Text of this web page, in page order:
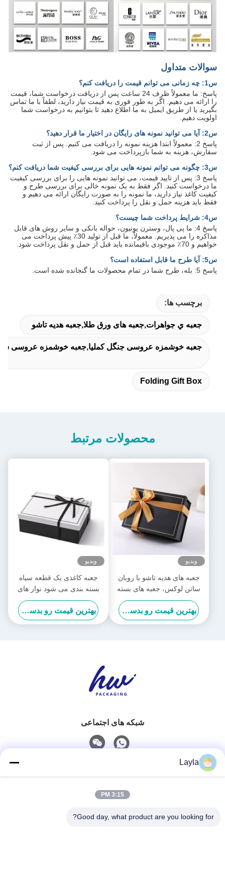
سوالات متداول
س1: چه زمانی می توانم قیمت را دریافت کنم؟
پاسخ: ما معمولاً ظرف 24 ساعت پس از دریافت درخواست شما، قیمت
را ارائه می دهیم. اگر به طور فوری به قیمت نیاز دارید، لطفاً با ما تماس
بگیرید یا از طریق ایمیل به ما اطلاع دهید تا بتوانیم به درخواست شما
اولویت دهیم.
س2: آیا می توانید نمونه های رایگان در اختیار ما قرار دهید؟
پاسخ 2: معمولاً ابتدا هزینه نمونه را دریافت می کنیم. پس از ثبت
سفارش، هزینه به شما بازپرداخت می شود.
س3: چگونه می توانم نمونه هایی برای بررسی کیفیت شما دریافت کنم؟
پاسخ 3: پس از تایید قیمت، می توانید نمونه هایی را برای بررسی کیفیت
ما درخواست کنید. اگر فقط به یک نمونه خالی برای بررسی طرح و
کیفیت کاغذ نیاز دارید، ما نمونه را به صورت رایگان ارائه می دهیم و
فقط باید هزینه حمل و نقل را پرداخت کنید.
س4: شرایط پرداخت شما چیست؟
پاسخ 4: ما پی پال، وسترن یونیون، حواله بانکی و سایر روش های قابل
مذاکره را می پذیریم. معمولاً، ما قبل از تولید 30٪ پیش پرداخت می
خواهیم و 70٪ موجودی باقیمانده باید قبل از حمل و نقل پرداخت شود.
س5: آیا طرح ما قابل استفاده است؟
پاسخ 5: بله، طرح شما در تمام محصولات ما گنجانده شده است.
برچسب ها:
جعبه ي جواهرات,جعبه های ورق طلا,جعبه هدیه تاشو
جعبه خوشمزه عروسی جنگل کملیا,جعبه خوشمزه عروسی
Folding Gift Box
محصولات مرتبط
ویدیو
جعبه های هدیه تاشو با روبان
ساتن لوکس، جعبه های بسته
بندی جمع شونده از پیش بسته
شده
بهترین قیمت رو بدست بیار
ویدیو
جعبه کاغذی یک قطعه سیاه
بسته بندی می شود نوار های
ساتن لوکس جعبه های سفید
تاشو
بهترین قیمت رو بدست بیار
شبکه های اجتماعی
0086-18688885859
Layla
3:15 PM
Good day, what product are you looking for?